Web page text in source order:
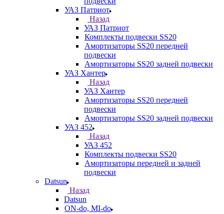
УАЗ Патриот
Назад
УАЗ Патриот
Комплекты подвески SS20
Амортизаторы SS20 передней
подвески
Амортизаторы SS20 задней подвески
УАЗ Хантер
Назад
УАЗ Хантер
Амортизаторы SS20 передней
подвески
Амортизаторы SS20 задней подвески
УАЗ 452
Назад
УАЗ 452
Комплекты подвески SS20
Амортизаторы передней и задней
подвески
Datsun
Назад
Datsun
ON-do, MI-do